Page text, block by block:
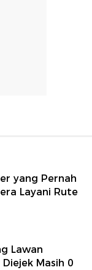
yang Pernah
Layani Rute
Lawan
Masih 0